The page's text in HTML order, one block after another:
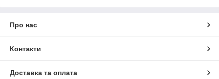
Про нас
Контакти
Доставка та оплата